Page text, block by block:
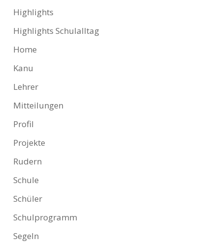
Highlights
Highlights Schulalltag
Home
Kanu
Lehrer
Mitteilungen
Profil
Projekte
Rudern
Schule
Schüler
Schulprogramm
Segeln